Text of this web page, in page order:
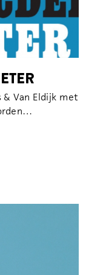
Van Eldijk met